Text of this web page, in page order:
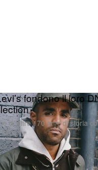
fondono il loro
di oltre 170 anni di storia